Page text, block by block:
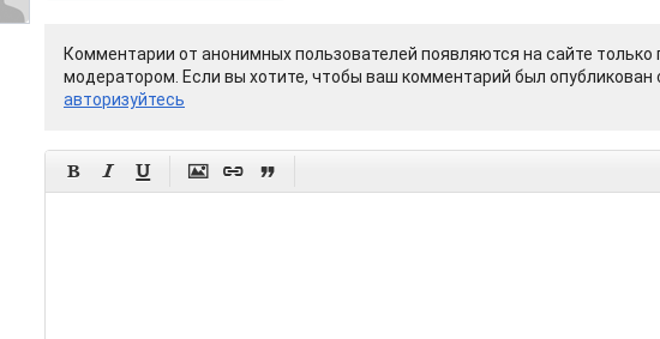
Комментарии от анонимных пользователей появляются на сайте только
модератором. Если вы хотите, чтобы ваш комментарий был опубликован
авторизуйтесь
     